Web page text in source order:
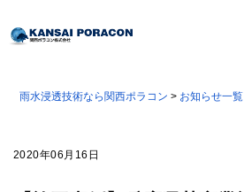
雨水浸透技術なら関西ポラコン > お知らせ一覧
2020年06月16日